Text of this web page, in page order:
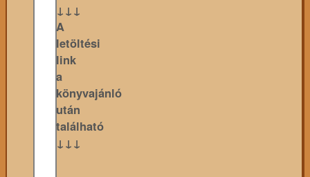
↓↓↓
A
letöltési
link
a
könyvajánló
után
található
↓↓↓